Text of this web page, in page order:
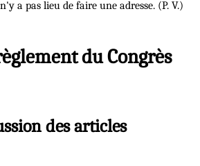
a pas lieu de faire une adresse. (P. V.)
du Congrès
des articles